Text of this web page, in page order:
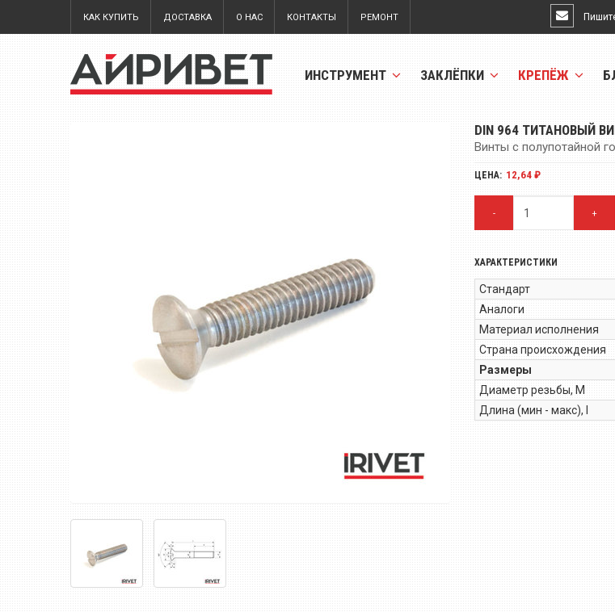
КАК КУПИТЬ ДОСТАВКА О НАС КОНТАКТЫ РЕМОНТ
ИНСТРУМЕНТ ЗАКЛЁПКИ КРЕПЁЖ
DIN 964 ТИТАНОВЫЙ
Винты с полупотайной
ЦЕНА: 12,64 ₽
- +
ХАРАКТЕРИСТИКИ
Стандарт
Аналоги
Материал исполнения
Страна происхождения
Размеры
Диаметр резьбы, М
Длина (мин - макс), l